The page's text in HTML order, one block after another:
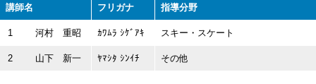
講師名 フリガナ 指導分野
1 河村 重昭 ｶﾜﾑﾗ ｼｹﾞｱｷ スキー・スケート
2 山下 新一 ﾔﾏｼﾀ ｼﾝｲﾁ その他